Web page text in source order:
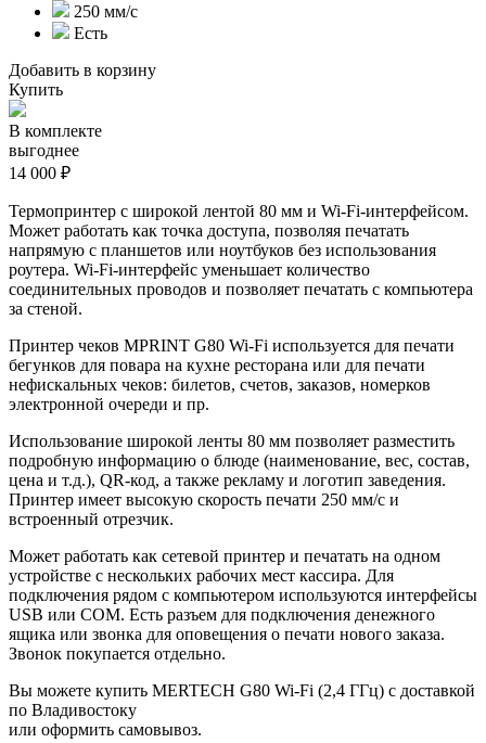
250 мм/с
Есть
Добавить в корзину
Купить
В комплекте
выгоднее
14 000 ₽
Термопринтер с широкой лентой 80 мм и Wi-Fi-интерфейсом.
Может работать как точка доступа, позволяя печатать
напрямую с планшетов или ноутбуков без использования
роутера. Wi-Fi-интерфейс уменьшает количество
соединительных проводов и позволяет печатать с компьютера
за стеной.
Принтер чеков MPRINT G80 Wi-Fi используется для печати
бегунков для повара на кухне ресторана или для печати
нефискальных чеков: билетов, счетов, заказов, номерков
электронной очереди и пр.
Использование широкой ленты 80 мм позволяет разместить
подробную информацию о блюде (наименование, вес, состав,
цена и т.д.), QR-код, а также рекламу и логотип заведения.
Принтер имеет высокую скорость печати 250 мм/с и
встроенный отрезчик.
Может работать как сетевой принтер и печатать на одном
устройстве с нескольких рабочих мест кассира. Для
подключения рядом с компьютером используются интерфейсы
USB или COM. Есть разъем для подключения денежного
ящика или звонка для оповещения о печати нового заказа.
Звонок покупается отдельно.
Вы можете купить MERTECH G80 Wi-Fi (2,4 ГГц) с доставкой
по Владивостоку
или оформить самовывоз.